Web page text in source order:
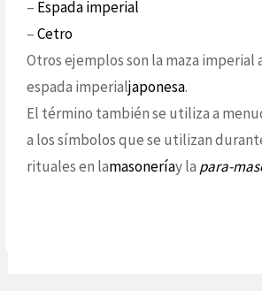
– Espada imperial
–Cetro
Otros ejemplos son la maza imperial
espada imperialjaponesa.
El término también se utiliza a
a los símbolos que se utilizan
rituales en lamasoneríay la para-